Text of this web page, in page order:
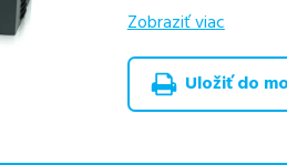
výhodnejšie
RECOGREENv
Celá táto
Zobraziť viac
Uložiť do